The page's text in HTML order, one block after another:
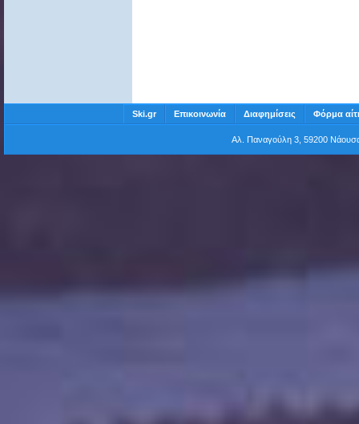
Ski.gr Επικοινωνία Διαφημίσεις Φόρμα
Αλ. Παναγούλη 3, 59200